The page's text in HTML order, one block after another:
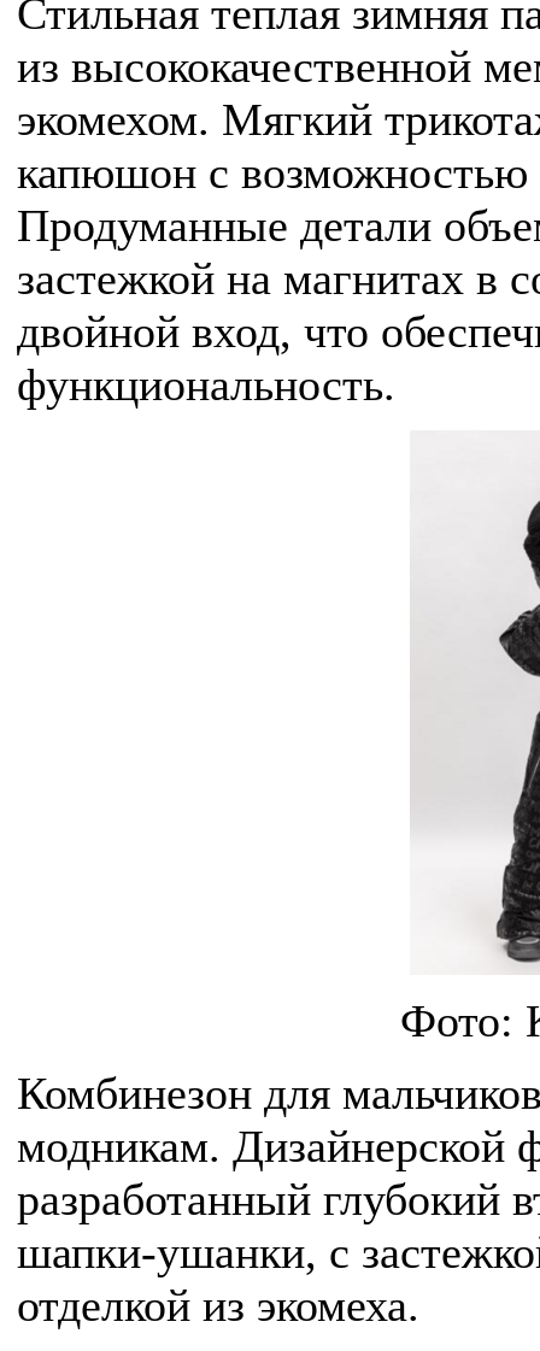
Стильная теплая зимняя
из высококачественной
экомехом. Мягкий
капюшон с возможностью
Продуманные детали
застежкой на магнитах в
двойной вход, что
функциональность.
Фото:
Комбинезон для
модникам. Дизайнерской
разработанный глубокий
шапки-ушанки, с
отделкой из экомеха.